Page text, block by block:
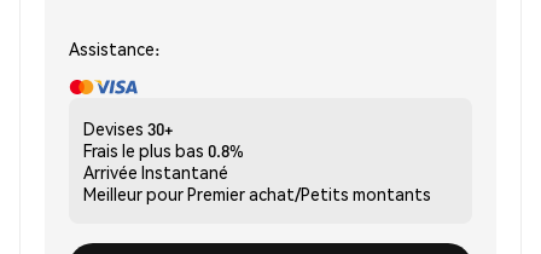
Assistance:
Devises 30+
Frais le plus bas 0.8%
Arrivée Instantané
Meilleur pourPremier achat/Petits montants